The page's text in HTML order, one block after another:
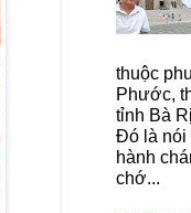
thuộc
Phước,
tỉnh Bà
Đó là nói
hành
chớ...